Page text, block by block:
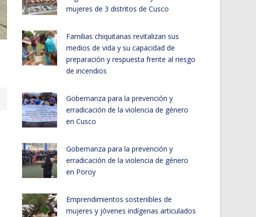
mujeres de 3 distritos de Cusco
Familias chiquitanas revitalizan sus
medios de vida y su capacidad de
preparación y respuesta frente al riesgo
de incendios
Gobernanza para la prevención y
erradicación de la violencia de género
en Cusco
Gobernanza para la prevención y
erradicación de la violencia de género
en Poroy
Emprendimientos sostenibles de
mujeres y jóvenes indígenas articulados